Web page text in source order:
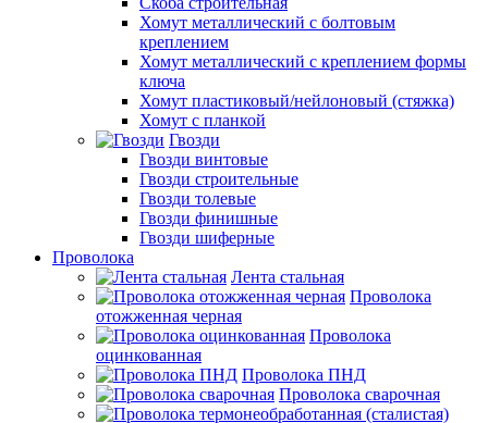
Хомут металлический с болтовым
креплением
Хомут металлический с креплением формы
ключа
Хомут пластиковый/нейлоновый (стяжка)
Хомут с планкой
Гвозди
Гвозди винтовые
Гвозди строительные
Гвозди толевые
Гвозди финишные
Гвозди шиферные
Проволока
Лента стальная
Проволока
отожженная черная
Проволока
оцинкованная
Проволока ПНД
Проволока сварочная